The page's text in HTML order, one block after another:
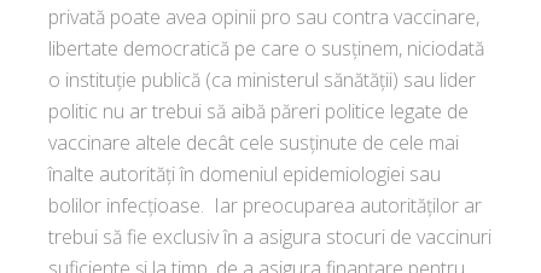
privată poate avea opinii pro sau contra vaccinare,
libertate democratică pe care o susținem, niciodată
o instituție publică (ca ministerul sănătății) sau lider
politic nu ar trebui să aibă păreri politice legate de
vaccinare altele decât cele susținute de cele mai
înalte autorități în domeniul epidemiologiei sau
bolilor infecțioase. Iar preocuparea autorităților ar
trebui să fie exclusiv în a asigura stocuri de vaccinuri